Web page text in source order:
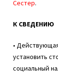
Сестер.
К СВЕДЕНИЮ
•
установить
социальный